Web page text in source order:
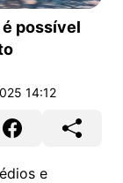
de Belo
possível
14:12
e